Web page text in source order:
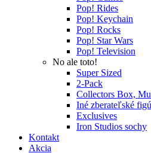
Pop! Rides
Pop! Keychain
Pop! Rocks
Pop! Star Wars
Pop! Television
No ale toto!
Super Sized
2-Pack
Collectors Box,
Iné zberateľské
Exclusives
Iron Studios sochy
Kontakt
Akcia